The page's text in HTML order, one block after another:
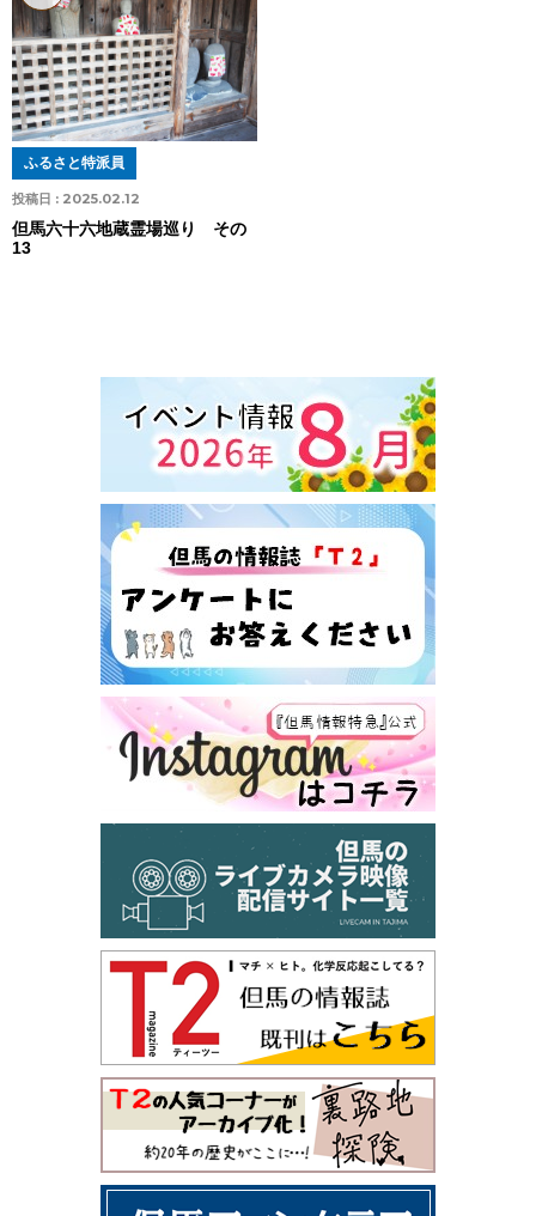
投稿日 : 2025.02.12
ふるさと特派員
但馬六十六地蔵霊場巡り その
13